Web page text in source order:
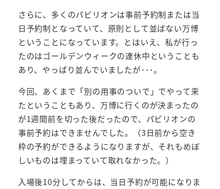
さらに、多くのパビリオンは事前予約制または当
日予約制となっていて、原則として並ばない万博
ということになっています。とはいえ、私が行っ
たのはゴールデンウィークの連休中ということも
あり、やっぱり並んでいましたが･･･。
今回、あくまで「別の用事のついで」でやって来
たということもあり、万博に行くのが決まったの
が1週間前を切った後だったので、パビリオンの
事前予約はできませんでした。（3日前から空き
枠の予約ができるようになりますが、それもめぼ
しいものは埋まっていて取れなかった。）
入場後10分してからは、当日予約が可能になりま